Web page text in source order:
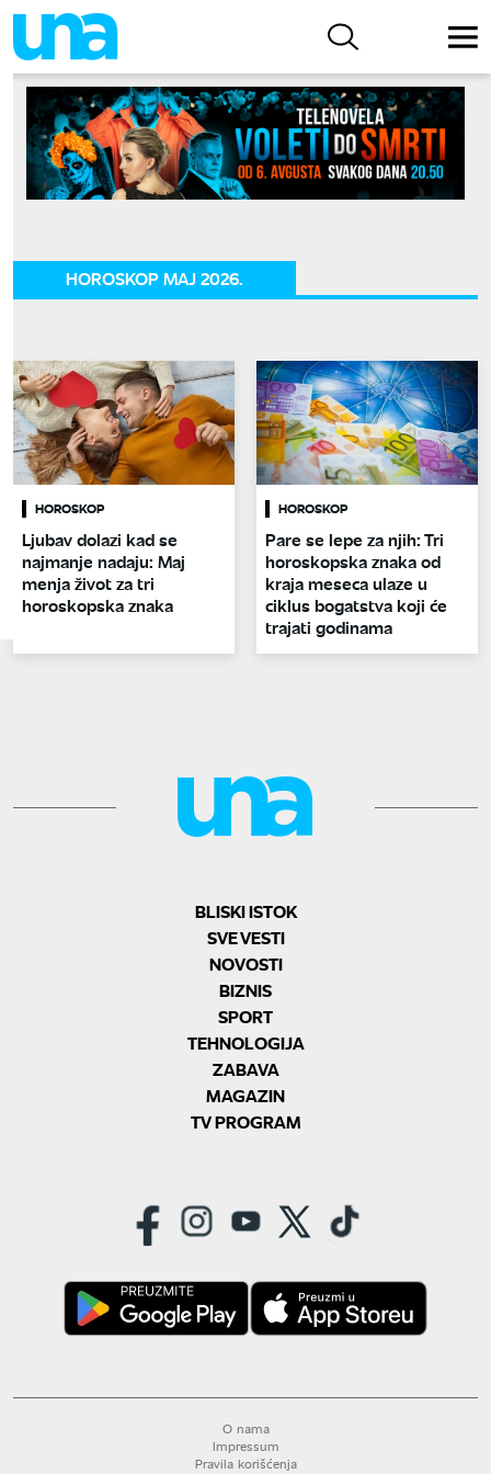
HOROSKOP MAJ 2026.
HOROSKOP
Ljubav dolazi kad se
najmanje nadaju: Maj
menja život za tri
horoskopska znaka
HOROSKOP
Pare se lepe za njih: Tri
horoskopska znaka od
kraja meseca ulaze u
ciklus bogatstva koji će
trajati godinama
BLISKI ISTOK
SVE VESTI
NOVOSTI
BIZNIS
SPORT
TEHNOLOGIJA
ZABAVA
MAGAZIN
TV PROGRAM
O nama
Impressum
Pravila korišćenja